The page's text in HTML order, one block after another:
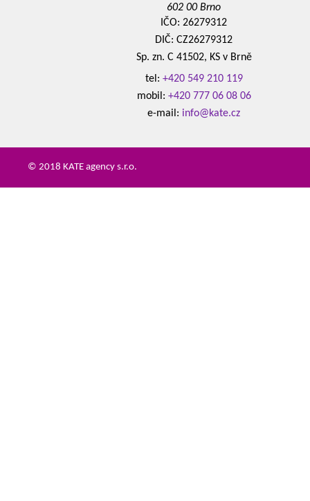
602 00 Brno
IČO: 26279312
DIČ: CZ26279312
Sp. zn. C 41502, KS v Brně
tel: +420 549 210 119
mobil: +420 777 06 08 06
e-mail: info@kate.cz
© 2018 KATE agency s.r.o.